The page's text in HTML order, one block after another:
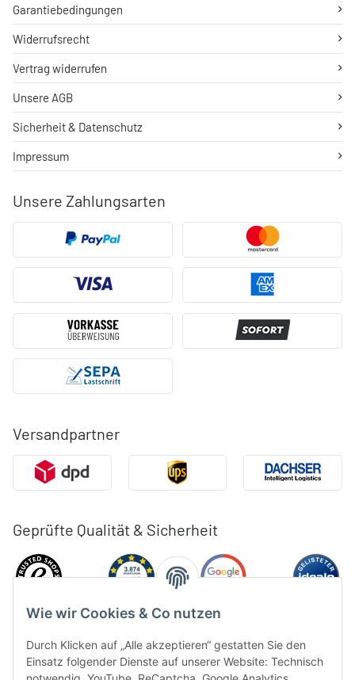
Wie wir Cookies & Co nutzen
Durch Klicken auf „Alle akzeptieren“ gestatten Sie den
Einsatz folgender Dienste auf unserer Website: Technisch
Unsere Zahlungsarten
Versandpartner
Geprüfte Qualität & Sicherheit
Garantiebedingungen
Widerrufsrecht
Vertrag widerrufen
Unsere AGB
Sicherheit & Datenschutz
Impressum